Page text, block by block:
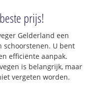
prijs!
Gelderland een
schoorstenen. U bent
efficiënte aanpak.
is belangrijk, maar
vergeten worden.